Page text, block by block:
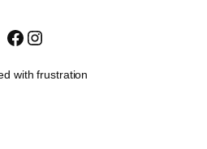
Facebook
Instagram
with frustration